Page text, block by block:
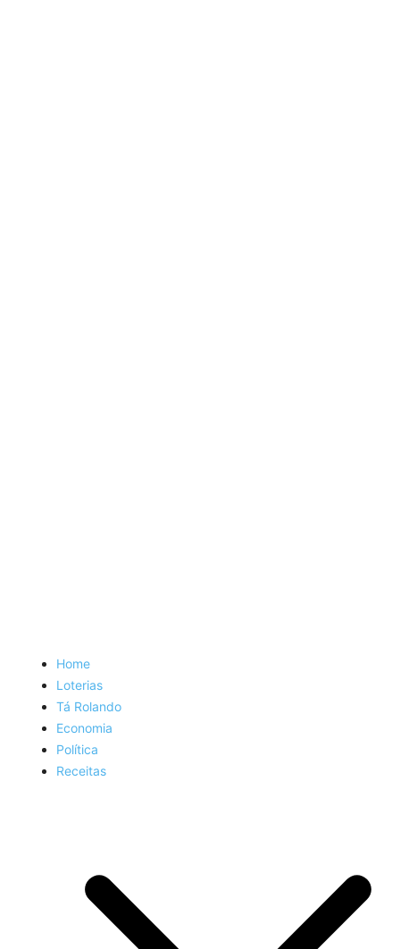
Home
Loterias
Tá Rolando
Economia
Política
Receitas